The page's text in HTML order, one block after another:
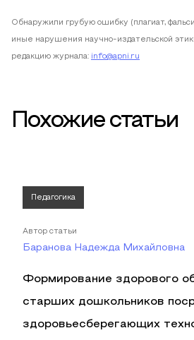
Обнаружили грубую ошибку (плагиат,
иные нарушения научно-издательской
редакцию журнала: info@apni.ru
Похожие статьи
Педагогика
Автор статьи
Баранова Надежда Михайловна
Формирование здорового
старших дошкольников
здоровьесберегающих